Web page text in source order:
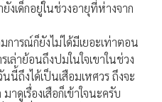
เด็กอยู่ในช่วงอายุที่ห่างจาก
ารณ์ก็ยังไม่ได้มีเยอะเท่าตอน
ล่าย้อนถึงปมในใจเขาในช่วง
นี้ถึงได้เป็นเสือมเหศวร ถึงจะ
ดูเรื่องเสือก็เข้าใจนะครับ